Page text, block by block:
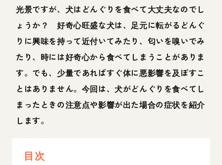
光景ですが、犬はどんぐりを食べて大丈夫なのでし
ょうか？ 好奇心旺盛な犬は、足元に転がるどんぐ
りに興味を持って近付いてみたり、匂いを嗅いでみ
たり、時には好奇心から食べてしまうことがありま
す。でも、少量であればすぐ体に悪影響を及ぼすこ
とはありません。今回は、犬がどんぐりを食べてし
まったときの注意点や影響が出た場合の症状を紹介
します。
目次